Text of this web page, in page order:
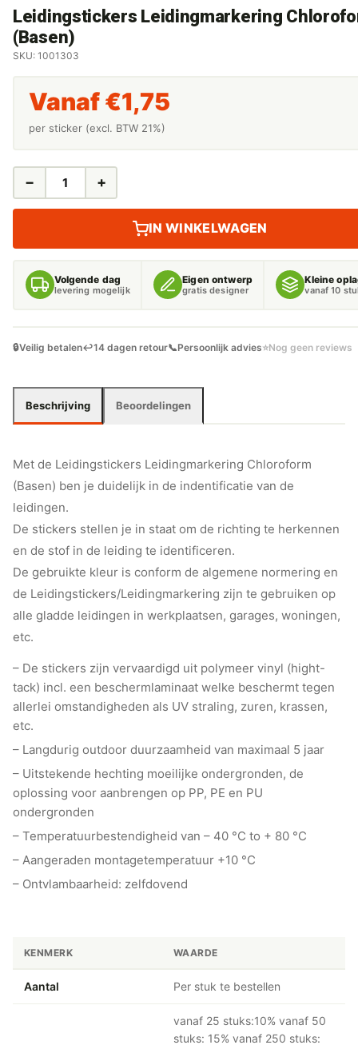
Leidingstickers Leidingmarkering
(Basen)
SKU: 1001303
Vanaf €1,75
per sticker (excl. BTW 21%)
LEIDINGSTICKERS
− +
IN WINKELWAGEN
Volgende dag
levering mogelijk
Eigen ontwerp
gratis designer
Kleine
vanaf 10
🔒Veilig betalen↩️14 dagen retour📞Persoonlijk advies⭐Nog geen reviews
Beschrijving Beoordelingen
Met de Leidingstickers Leidingmarkering Chloroform
(Basen) ben je duidelijk in de indentificatie van de
leidingen.
De stickers stellen je in staat om de richting te herkennen
en de stof in de leiding te identificeren.
De gebruikte kleur is conform de algemene normering en
de Leidingstickers/Leidingmarkering zijn te gebruiken op
alle gladde leidingen in werkplaatsen, garages, woningen,
etc.
– De stickers zijn vervaardigd uit polymeer vinyl (hight-
tack) incl. een beschermlaminaat welke beschermt tegen
allerlei omstandigheden als UV straling, zuren, krassen,
etc.
– Langdurig outdoor duurzaamheid van maximaal 5 jaar
– Uitstekende hechting moeilijke ondergronden, de
oplossing voor aanbrengen op PP, PE en PU
ondergronden
– Temperatuurbestendigheid van – 40 °C to + 80 °C
– Aangeraden montagetemperatuur +10 °C
– Ontvlambaarheid: zelfdovend
KENMERK WAARDE
Aantal Per stuk te bestellen
vanaf 25 stuks:10% vanaf 50
stuks: 15% vanaf 250 stuks: